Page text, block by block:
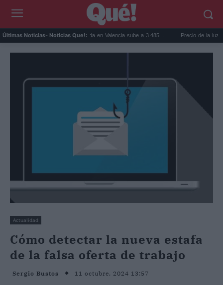
Últimas Noticias- Noticias Que!:
El precio de la vivienda en Valencia sube a 3.485 ... Precio de la luz hoy,
Actualidad
Cómo detectar la nueva estafa
de la falsa oferta de trabajo
Sergio Bustos 11 octubre, 2024 13:57